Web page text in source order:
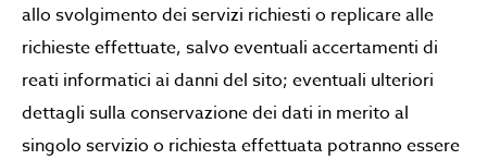
allo svolgimento dei servizi richiesti o replicare alle
richieste effettuate, salvo eventuali accertamenti di
reati informatici ai danni del sito; eventuali ulteriori
dettagli sulla conservazione dei dati in merito al
singolo servizio o richiesta effettuata potranno essere